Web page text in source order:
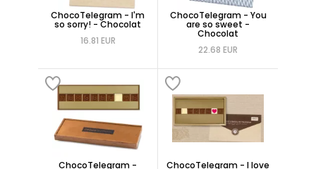
ChocoTelegram - I'm
so sorry! - Chocolat
16.81 EUR
ChocoTelegram - You
are so sweet -
Chocolat
22.68 EUR
ChocoTelegram - ChocoTelegram - I love